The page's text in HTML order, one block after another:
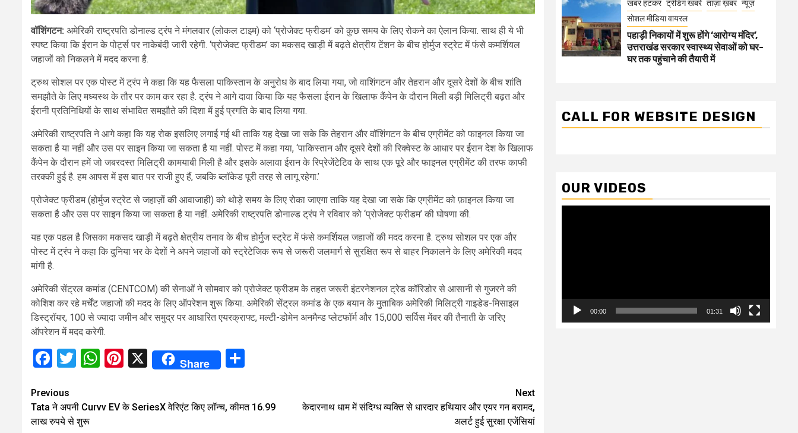
वॉशिंगटन: अमेरिकी राष्ट्रपति डोनाल्ड ट्रंप ने मंगलवार (लोकल टाइम) को ‘प्रोजेक्ट फ्रीडम’ को कुछ समय के लिए रोकने का ऐलान किया. साथ ही ये भी
स्पष्ट किया कि ईरान के पोर्ट्स पर नाकेबंदी जारी रहेगी. ‘प्रोजेक्ट फ्रीडम’ का मकसद खाड़ी में बढ़ते क्षेत्रीय टेंशन के बीच होर्मुज स्ट्रेट में फंसे कमर्शियल
जहाजों को निकलने में मदद करना है.
ट्रुथ सोशल पर एक पोस्ट में ट्रंप ने कहा कि यह फैसला पाकिस्तान के अनुरोध के बाद लिया गया, जो वाशिंगटन और तेहरान और दूसरे देशों के बीच शांति
समझौते के लिए मध्यस्थ के तौर पर काम कर रहा है. ट्रंप ने आगे दावा किया कि यह फैसला ईरान के खिलाफ कैंपेन के दौरान मिली बड़ी मिलिट्री बढ़त और
ईरानी प्रतिनिधियों के साथ संभावित समझौते की दिशा में हुई प्रगति के बाद लिया गया.
अमेरिकी राष्ट्रपति ने आगे कहा कि यह रोक इसलिए लगाई गई थी ताकि यह देखा जा सके कि तेहरान और वॉशिंगटन के बीच एग्रीमेंट को फाइनल किया जा
सकता है या नहीं और उस पर साइन किया जा सकता है या नहीं. पोस्ट में कहा गया, ‘पाकिस्तान और दूसरे देशों की रिक्वेस्ट के आधार पर ईरान देश के खिलाफ
कैंपेन के दौरान हमें जो जबरदस्त मिलिट्री कामयाबी मिली है और इसके अलावा ईरान के रिप्रेजेंटेटिव के साथ एक पूरे और फाइनल एग्रीमेंट की तरफ काफी
तरक्की हुई है. हम आपस में इस बात पर राजी हुए हैं, जबकि ब्लॉकेड पूरी तरह से लागू रहेगा.’
प्रोजेक्ट फ्रीडम (होर्मुज स्ट्रेट से जहाज़ों की आवाजाही) को थोड़े समय के लिए रोका जाएगा ताकि यह देखा जा सके कि एग्रीमेंट को फ़ाइनल किया जा
सकता है और उस पर साइन किया जा सकता है या नहीं. अमेरिकी राष्ट्रपति डोनाल्ड ट्रंप ने रविवार को ‘प्रोजेक्ट फ्रीडम’ की घोषणा की.
यह एक पहल है जिसका मकसद खाड़ी में बढ़ते क्षेत्रीय तनाव के बीच होर्मुज स्ट्रेट में फंसे कमर्शियल जहाजों की मदद करना है. ट्रुथ सोशल पर एक और
पोस्ट में ट्रंप ने कहा कि दुनिया भर के देशों ने अपने जहाजों को स्ट्रेटेजिक रूप से जरूरी जलमार्ग से सुरक्षित रूप से बाहर निकालने के लिए अमेरिकी मदद
मांगी है.
अमेरिकी सेंट्रल कमांड (CENTCOM) की सेनाओं ने सोमवार को प्रोजेक्ट फ्रीडम के तहत जरूरी इंटरनेशनल ट्रेड कॉरिडोर से आसानी से गुजरने की
कोशिश कर रहे मर्चेंट जहाजों की मदद के लिए ऑपरेशन शुरू किया. अमेरिकी सेंट्रल कमांड के एक बयान के मुताबिक अमेरिकी मिलिट्री गाइडेड-मिसाइल
डिस्ट्रॉयर, 100 से ज्यादा जमीन और समुद्र पर आधारित एयरक्राफ्ट, मल्टी-डोमेन अनमैन्ड प्लेटफॉर्म और 15,000 सर्विस मेंबर की तैनाती के जरिए
ऑपरेशन में मदद करेगी.
Facebook
Twitter
WhatsApp
Pinterest
X Share
Continue
Reading
Previous
Tata ने अपनी Curvv EV के SeriesX वेरिएंट किए लॉन्च, कीमत 16.99
लाख रुपये से शुरू
Next
केदारनाथ धाम में संदिग्ध व्यक्ति से धारदार हथियार और एयर गन बरामद,
अलर्ट हुई सुरक्षा एजेंसियां
खबर हटकर ट्रेंडिंग खबरें ताज़ा ख़बर न्यूज़
सोशल मीडिया वायरल
पहाड़ी निकायों में शुरू होंगे ‘आरोग्य मंदिर’,
उत्तराखंड सरकार स्वास्थ्य सेवाओं को घर-
घर तक पहुंचाने की तैयारी में
CALL FOR WEBSITE DESIGN
OUR VIDEOS
00:00 01:31